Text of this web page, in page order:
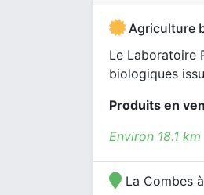
Agriculture
Le Laboratoire
biologiques
Produits en
Environ 18.1 km
La Combes